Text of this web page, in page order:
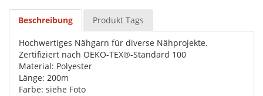
Beschreibung Produkt Tags
Hochwertiges Nähgarn für diverse Nähprojekte.
Zertifiziert nach OEKO-TEX®-Standard 100
Material: Polyester
Länge: 200m
Farbe: siehe Foto